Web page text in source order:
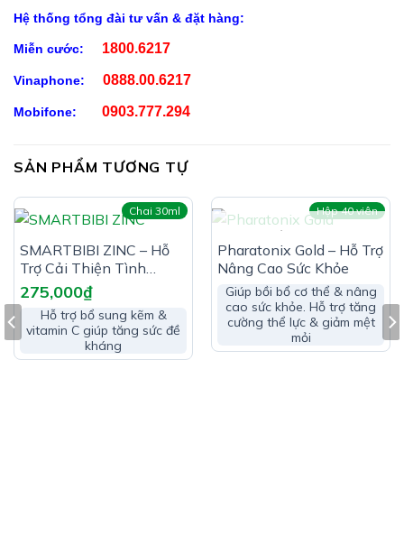
L-Arginin HCI:………………………………….20mg
Sắt fumarat:…………………………………….20mg
Sữa ong chúa:…………………………………10mg
Kẽm gluconat:…………………………………..5mg
Vitamin PP:………………………………………5mg
Vitamin E:………………………………………..1mg
Vitamin B1:………………………………………1mg
Vitamin B2:……………………………………0,5mg
Vitamin B6:……………………………………0,5mg
Selen:……………………………………………2mcg
Hệ thống tổng đài tư vấn & đặt hàng:
Miễn cước: 1800.6217
Vinaphone: 0888.00.6217
Mobifone: 0903.777.294
SẢN PHẨM TƯƠNG TỰ
Chai 30ml
SMARTBIBI ZINC – Hỗ
Trợ Cải Thiện Tình
Trạng Biếng Ăn
275,000₫
Hỗ trợ bổ sung kẽm &
vitamin C giúp tăng sức đề
kháng
Hộp 40 viên
Pharatonix Gold – Hỗ Trợ
Nâng Cao Sức Khỏe
Giúp bồi bổ cơ thể & nâng
cao sức khỏe. Hỗ trợ tăng
cường thể lực & giảm mệt
mỏi